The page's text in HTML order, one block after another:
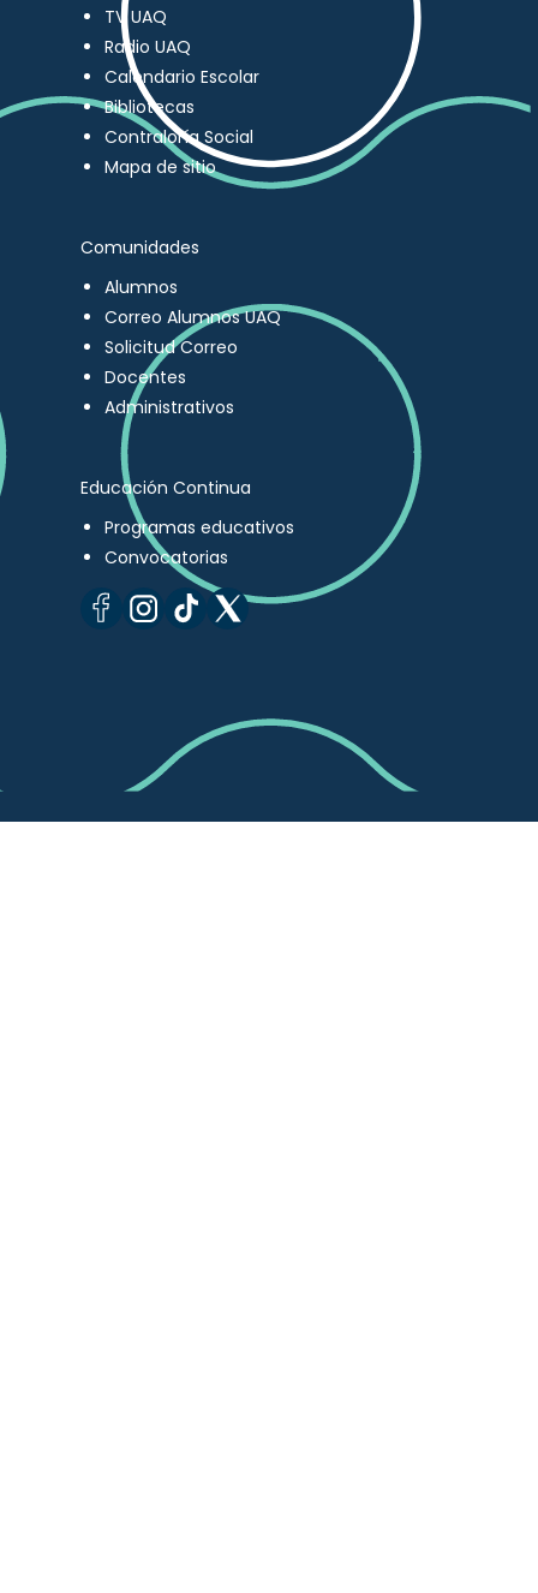
TV UAQ
Radio UAQ
Calendario Escolar
Bibliotecas
Contraloría Social
Mapa de sitio
Comunidades
Alumnos
Correo Alumnos UAQ
Solicitud Correo
Docentes
Administrativos
Educación Continua
Programas educativos
Convocatorias